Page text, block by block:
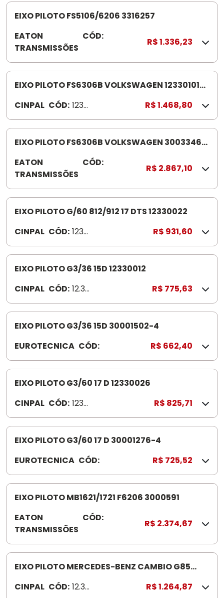
4
7
EIXO PILOTO FS5106/6206 3316257
EATON
TRANSMISSÕES
CÓD:
1
6
2
R$ 1.336,23
EIXO PILOTO FS6306B VOLKSWAGEN 12330101
CINPAL CÓD: 1233
0101
R$ 1.468,80
EIXO PILOTO FS6306B VOLKSWAGEN 3003346
EATON
TRANSMISSÕES
CÓD:
0
3
3
R$ 2.867,10
EIXO PILOTO G/60 812/912 17 DTS 12330022
CINPAL CÓD: 1233
0022
R$ 931,60
EIXO PILOTO G3/36 15D 12330012
CINPAL CÓD: 12.33.
0012
R$ 775,63
EIXO PILOTO G3/36 15D 30001502-4
EUROTECNICA CÓD:
0
0
0
0
2
-
R$ 662,40
EIXO PILOTO G3/60 17 D 12330026
CINPAL CÓD: 1233
002
6
R$ 825,71
EIXO PILOTO G3/60 17 D 30001276-4
EUROTECNICA CÓD:
0
0
0
2
6
-
4
R$ 725,52
EIXO PILOTO MB1621/1721 F6206 3000591
EATON
TRANSMISSÕES
CÓD:
0
0
5
R$ 2.374,67
EIXO PILOTO MERCEDES-BENZ CAMBIO G85
CINPAL CÓD: 12.33.
R$ 1.264,87